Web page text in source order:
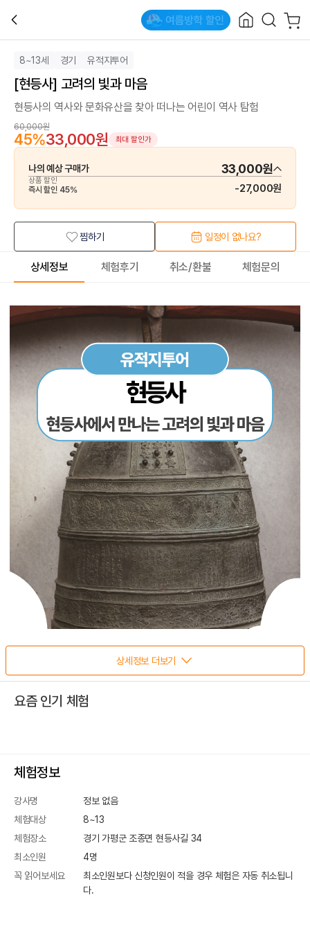
8~13세 경기 유적지투어
[현등사] 고려의 빛과 마음
현등사의 역사와 문화유산을 찾아 떠나는 어린이 역사 탐험
60,000원
45%33,000원 최대 할인가
나의 예상 구매가 33,000원
상품 할인
즉시 할인 45% -27,000원
찜하기 일정이 없나요?
상세정보 체험후기 취소/환불 체험문의
상세정보 더보기
요즘 인기 체험
체험정보
강사명
정보 없음
체험대상
8~13
체험장소
경기 가평군 조종면 현등사길 34
최소인원
4명
꼭 읽어보세요
최소인원보다 신청인원이 적을 경우 체험은 자동 취소됩니
다.